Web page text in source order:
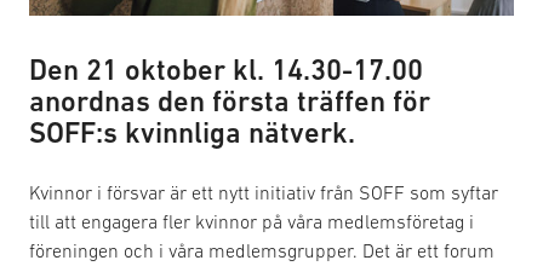
Den 21 oktober kl. 14.30-17.00
anordnas den första träffen för
SOFF:s kvinnliga nätverk.
Kvinnor i försvar är ett nytt initiativ från SOFF som syftar
till att engagera fler kvinnor på våra medlemsföretag i
föreningen och i våra medlemsgrupper. Det är ett forum